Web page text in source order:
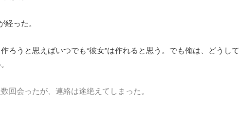
った。
ろうと思えばいつでも“彼女”は作れると思う。でも俺は、どうして
回会ったが、連絡は途絶えてしまった。